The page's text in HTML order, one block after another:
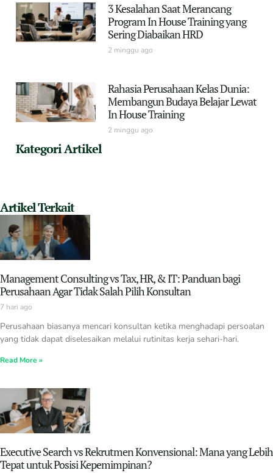
3 Kesalahan Saat Merancang
Program In House Training yang
Sering Diabaikan HRD
2 minggu ago
Rahasia Perusahaan Kelas Dunia:
Membangun Budaya Belajar Lewat
In House Training
2 minggu ago
Kategori Artikel
Artikel Terkait
Management Consulting vs Tax, HR, & IT: Panduan bagi
Perusahaan Agar Tidak Salah Pilih Konsultan
7 hari ago
Perusahaan biasanya mencari konsultan ketika menghadapi persoalan
yang tidak dapat diselesaikan melalui rutinitas kerja sehari-hari.
Read More »
Executive Search vs Rekrutmen Konvensional: Mana yang Lebih
Tepat untuk Posisi Kepemimpinan?